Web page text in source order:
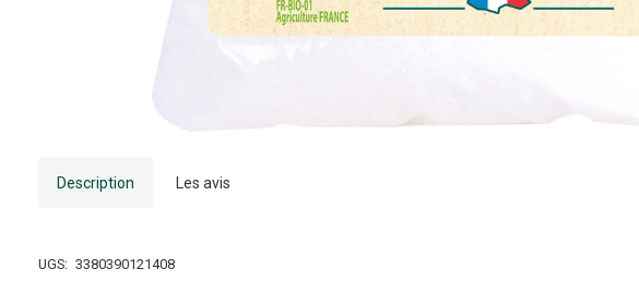
Description Les avis
UGS: 3380390121408